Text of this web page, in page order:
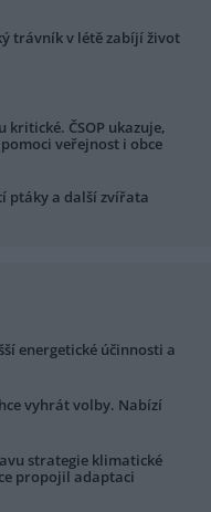
trávník v létě zabíjí život
ČSOP ukazuje,
veřejnost i obce
ptáky a další zvířata
energetické účinnosti a
vyhrát volby. Nabízí
strategie klimatické
propojil adaptaci